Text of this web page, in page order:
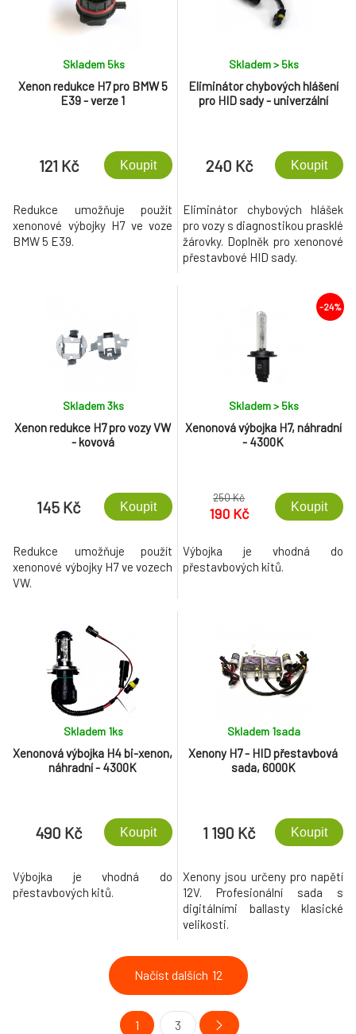
Xenon redukce H7 pro BMW 5
E39 - verze 1
Skladem 5ks
121 Kč Koupit
Redukce umožňuje použít
xenonové výbojky H7 ve voze
BMW 5 E39.
Eliminátor chybových hlášení
pro HID sady - univerzální
Skladem > 5ks
240 Kč Koupit
Eliminátor chybových hlášek
pro vozy s diagnostikou prasklé
žárovky. Doplněk pro xenonové
přestavbové HID sady.
Xenon redukce H7 pro vozy VW
- kovová
Skladem 3ks
145 Kč Koupit
Redukce umožňuje použít
xenonové výbojky H7 ve vozech
VW.
-24%
Xenonová výbojka H7, náhradní
- 4300K
Skladem > 5ks
250 Kč
190 Kč Koupit
Výbojka je vhodná do
přestavbových kitů.
Xenonová výbojka H4 bi-xenon,
náhradní - 4300K
Skladem 1ks
490 Kč Koupit
Výbojka je vhodná do
přestavbových kitů.
Xenony H7 - HID přestavbová
sada, 6000K
Skladem 1sada
1 190 Kč Koupit
Xenony jsou určeny pro napětí
12V. Profesionální sada s
digitálními ballasty klasické
velikosti.
Načíst dalších 12
1 3